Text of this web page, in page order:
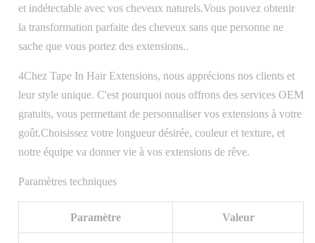
et indétectable avec vos cheveux naturels.Vous pouvez obtenir
la transformation parfaite des cheveux sans que personne ne
sache que vous portez des extensions..
4Chez Tape In Hair Extensions, nous apprécions nos clients et
leur style unique. C'est pourquoi nous offrons des services OEM
gratuits, vous permettant de personnaliser vos extensions à votre
goût.Choisissez votre longueur désirée, couleur et texture, et
notre équipe va donner vie à vos extensions de rêve.
Paramètres techniques
Paramètre Valeur